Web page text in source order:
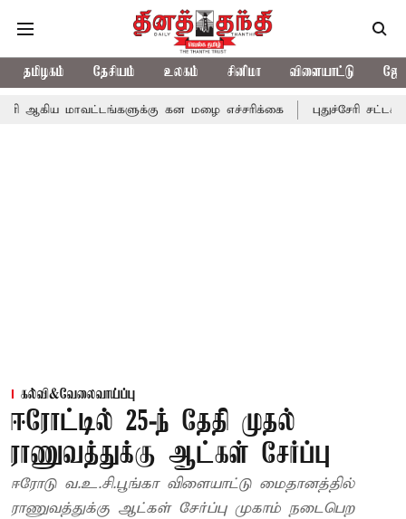
தமிழகம் தேசியம் உலகம் சினிமா விளையாட்டு
கன மழை எச்சரிக்கை புதுச்சேரி சட்டசபையில்
கல்வி&வேலைவாய்ப்பு
ஈரோட்டில் 25-ந் தேதி முதல்
ராணுவத்துக்கு ஆட்கள் சேர்ப்பு
ஈரோடு வ.உ.சி.பூங்கா விளையாட்டு மைதானத்தில்
ராணுவத்துக்கு ஆட்கள் சேர்ப்பு முகாம் நடைபெற